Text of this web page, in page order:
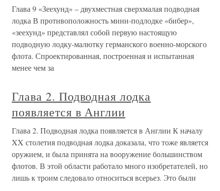
Глава 9 «Зеехунд» – двухместная сверхмалая подводная
лодка В противоположность мини-подлодке «бибер»,
«зеехунд» представлял собой первую настоящую
подводную лодку-малютку германского военно-морского
флота. Спроектированная, построенная и испытанная
менее чем за
Глава 2. Подводная лодка
появляется в Англии
Глава 2. Подводная лодка появляется в Англии К началу
XX столетия подводная лодка доказала, что тоже является
оружием, и была принята на вооружение большинством
флотов. В этой области работало много изобретателей, но
лишь к троим следовало относиться всерьез. Это были